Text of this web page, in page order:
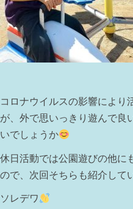
コロナウイルスの影響により
が、外で思いっきり遊んで良
いでしょうか
休日活動では公園遊びの他に
ので、次回そちらも紹介して
ソレデワ